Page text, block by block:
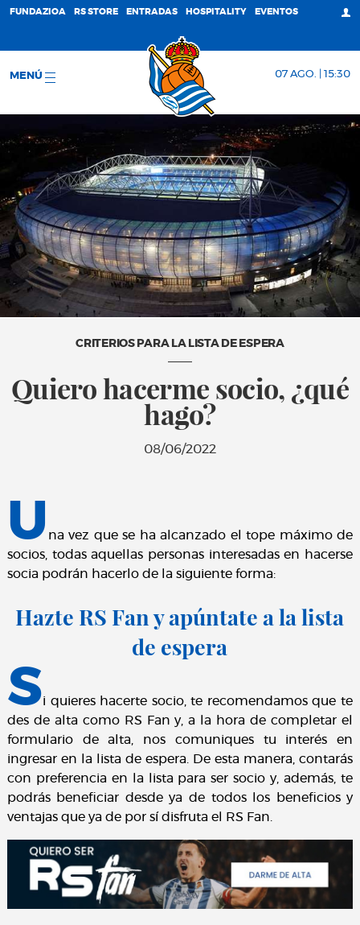
FUNDAZIOA RS STORE ENTRADAS HOSPITALITY EVENTOS
MENÚ 07 AGO. | 15:30
CRITERIOS PARA LA LISTA DE ESPERA
Quiero hacerme socio, ¿qué
hago?
08/06/2022
U na vez que se ha alcanzado el tope máximo de
socios, todas aquellas personas interesadas en hacerse
socia podrán hacerlo de la siguiente forma:
Hazte RS Fan y apúntate a la lista
de espera
Si quieres hacerte socio, te recomendamos que te
des de alta como RS Fan y, a la hora de completar el
formulario de alta, nos comuniques tu interés en
ingresar en la lista de espera. De esta manera, contarás
con preferencia en la lista para ser socio y, además, te
podrás beneficiar desde ya de todos los beneficios y
ventajas que ya de por sí disfruta el RS Fan.